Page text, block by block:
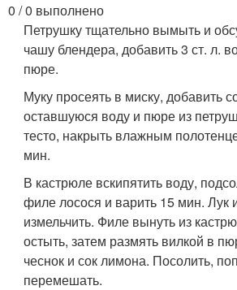
0 / 0 выполнено
Петрушку тщательно вымыть и
чашу блендера, добавить 3 ст. л.
пюре.
Муку просеять в миску, добавить
оставшуюся воду и пюре из
тесто, накрыть влажным
мин.
В кастрюле вскипятить воду,
филе лосося и варить 15 мин. Лук
измельчить. Филе вынуть из
остыть, затем размять вилкой в
чеснок и сок лимона. Посолить,
перемешать.